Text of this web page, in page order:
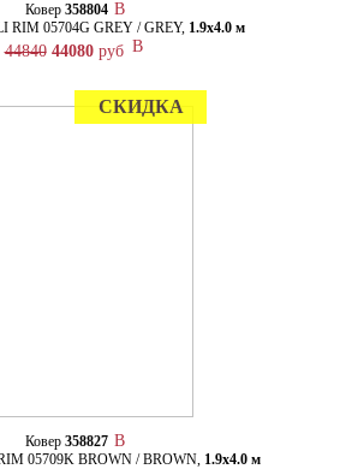
Ковер 358804
RIM 05704G GREY / GREY, 1.9х4.0 м
44840 44080руб
СКИДКА
Ковер 358827
05709K BROWN / BROWN, 1.9х4.0 м